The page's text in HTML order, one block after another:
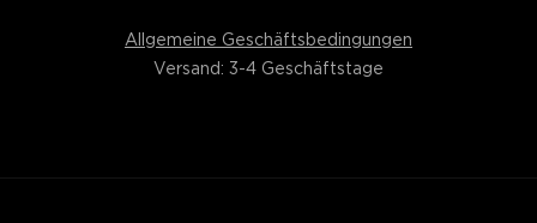
Allgemeine Geschäftsbedingungen
Versand: 3-4 Geschäftstage